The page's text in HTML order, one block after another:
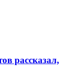
рассказал,